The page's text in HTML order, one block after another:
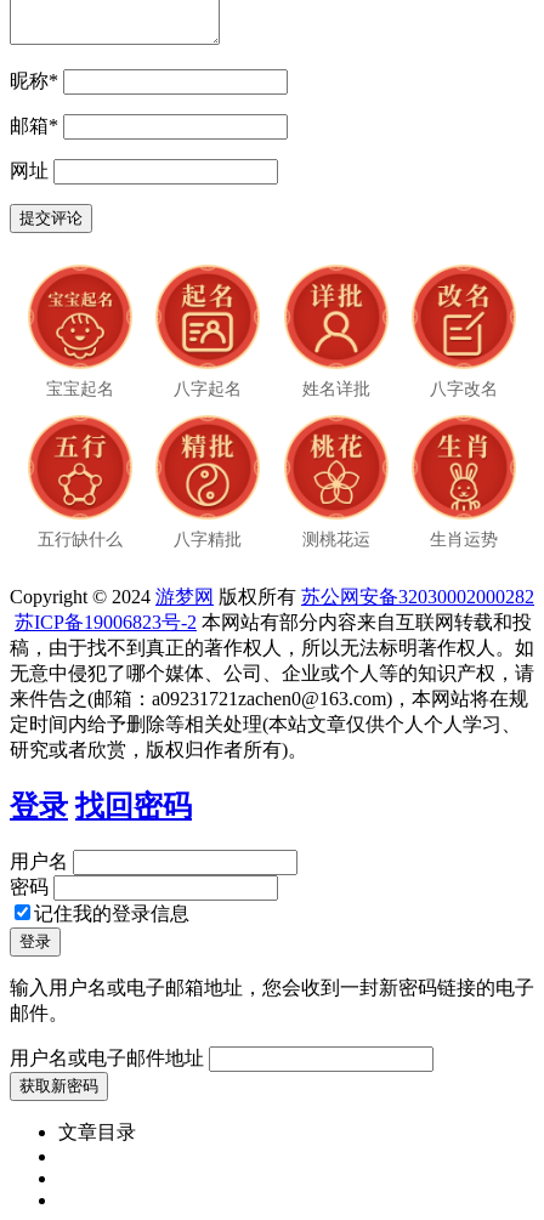
昵称*
邮箱*
网址
宝宝起名 八字起名 姓名详批 八字改名
五行缺什么 八字精批 测桃花运 生肖运势
Copyright © 2024 游梦网 版权所有 苏公网安备32030002000282
苏ICP备19006823号-2 本网站有部分内容来自互联网转载和投
稿，由于找不到真正的著作权人，所以无法标明著作权人。如
无意中侵犯了哪个媒体、公司、企业或个人等的知识产权，请
来件告之(邮箱：a09231721zachen0@163.com)，本网站将在规
定时间内给予删除等相关处理(本站文章仅供个人个人学习、
研究或者欣赏，版权归作者所有)。
登录 找回密码
用户名
密码
记住我的登录信息
输入用户名或电子邮箱地址，您会收到一封新密码链接的电子
邮件。
用户名或电子邮件地址
文章目录